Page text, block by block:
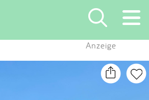
×
Suchen
Anzeige